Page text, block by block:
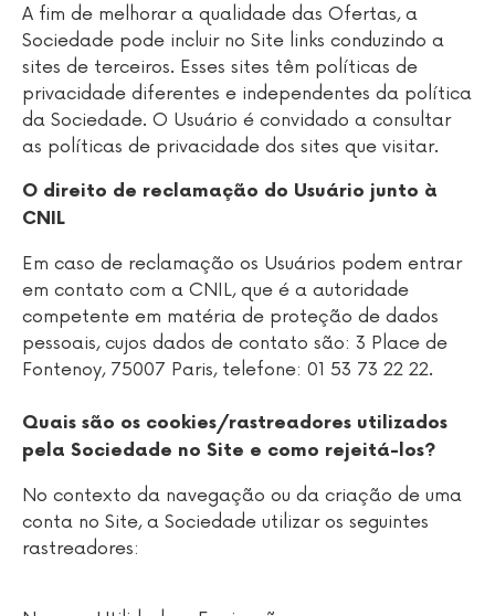
A fim de melhorar a qualidade das Ofertas, a
Sociedade pode incluir no Site links conduzindo a
sites de terceiros. Esses sites têm políticas de
privacidade diferentes e independentes da política
da Sociedade. O Usuário é convidado a consultar
as políticas de privacidade dos sites que visitar.
O direito de reclamação do Usuário junto à
CNIL
Em caso de reclamação os Usuários podem entrar
em contato com a CNIL, que é a autoridade
competente em matéria de proteção de dados
pessoais, cujos dados de contato são: 3 Place de
Fontenoy, 75007 Paris, telefone: 01 53 73 22 22.
Quais são os cookies/rastreadores utilizados
pela Sociedade no Site e como rejeitá-los?
No contexto da navegação ou da criação de uma
conta no Site, a Sociedade utilizar os seguintes
rastreadores: